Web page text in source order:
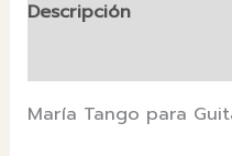
Descripción
María Tango para